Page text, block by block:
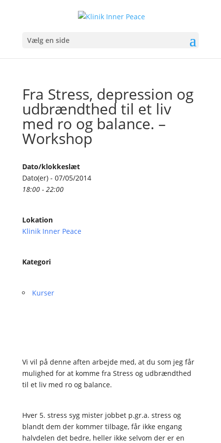
Vælg en side
Fra Stress, depression og
udbrændthed til et liv
med ro og balance. –
Workshop
Dato/klokkeslæt
Dato(er) - 07/05/2014
18:00 - 22:00
Lokation
Klinik Inner Peace
Kategori
Kurser
Vi vil på denne aften arbejde med, at du som jeg får
mulighed for at komme fra Stress og udbrændthed
til et liv med ro og balance.
Hver 5. stress syg mister jobbet p.gr.a. stress og
blandt dem der kommer tilbage, får ikke engang
halvdelen det bedre, heller ikke selvom der er en